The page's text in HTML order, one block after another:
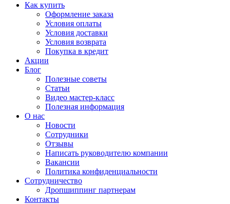
Как купить
Оформление заказа
Условия оплаты
Условия доставки
Условия возврата
Покупка в кредит
Акции
Блог
Полезные советы
Статьи
Видео мастер-класс
Полезная информация
О нас
Новости
Сотрудники
Отзывы
Написать руководителю компании
Вакансии
Политика конфиденциальности
Сотрудничество
Дропшиппинг партнерам
Контакты